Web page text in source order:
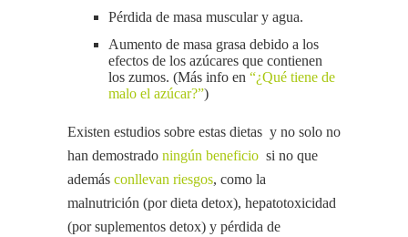
Pérdida de masa muscular y agua.
Aumento de masa grasa debido a los
efectos de los azúcares que contienen
los zumos. (Más info en “¿Qué tiene de
malo el azúcar?”)
Existen estudios sobre estas dietas y no solo no
han demostrado ningún beneficio si no que
además conllevan riesgos, como la
malnutrición (por dieta detox), hepatotoxicidad
(por suplementos detox) y pérdida de